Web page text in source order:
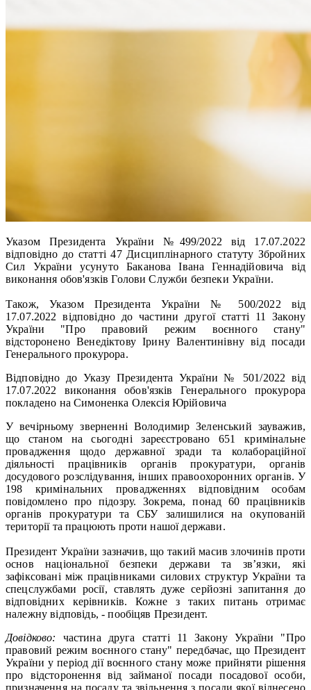
Указом Президента України №499/2022 від 17.07.2022
відповідно до статті 47 Дисциплінарного статуту Збройних
Сил України усунуто Баканова Івана Геннадійовича від
виконання обов'язків Голови Служби безпеки України.
Також, Указом Президента України № 500/2022 від
17.07.2022 відповідно до частини другої статті 11 Закону
України "Про правовий режим воєнного стану"
відсторонено Венедіктову Ірину Валентинівну від посади
Генерального прокурора.
Відповідно до Указу Президента України № 501/2022 від
17.07.2022 виконання обов'язків Генерального прокурора
покладено на Симоненка Олексія Юрійовича
У вечірньому зверненні Володимир Зеленський зауважив,
що станом на сьогодні зареєстровано 651 кримінальне
провадження щодо державної зради та колабораційної
діяльності працівників органів прокуратури, органів
досудового розслідування, інших правоохоронних органів. У
198 кримінальних провадженнях відповідним особам
повідомлено про підозру. Зокрема, понад 60 працівників
органів прокуратури та СБУ залишилися на окупованій
території та працюють проти нашої держави.
Президент України зазначив, що такий масив злочинів проти
основ національної безпеки держави та звʼязки, які
зафіксовані між працівниками силових структур України та
спецслужбами росії, ставлять дуже серйозні запитання до
відповідних керівників. Кожне з таких питань отримає
належну відповідь, - пообіцяв Президент.
Довідково: частина друга статті 11 Закону України "Про
правовий режим воєнного стану" передбачає, що Президент
України у період дії воєнного стану може прийняти рішення
про відсторонення від займаної посади посадової особи,
призначення на посаду та звільнення з посади якої віднесено